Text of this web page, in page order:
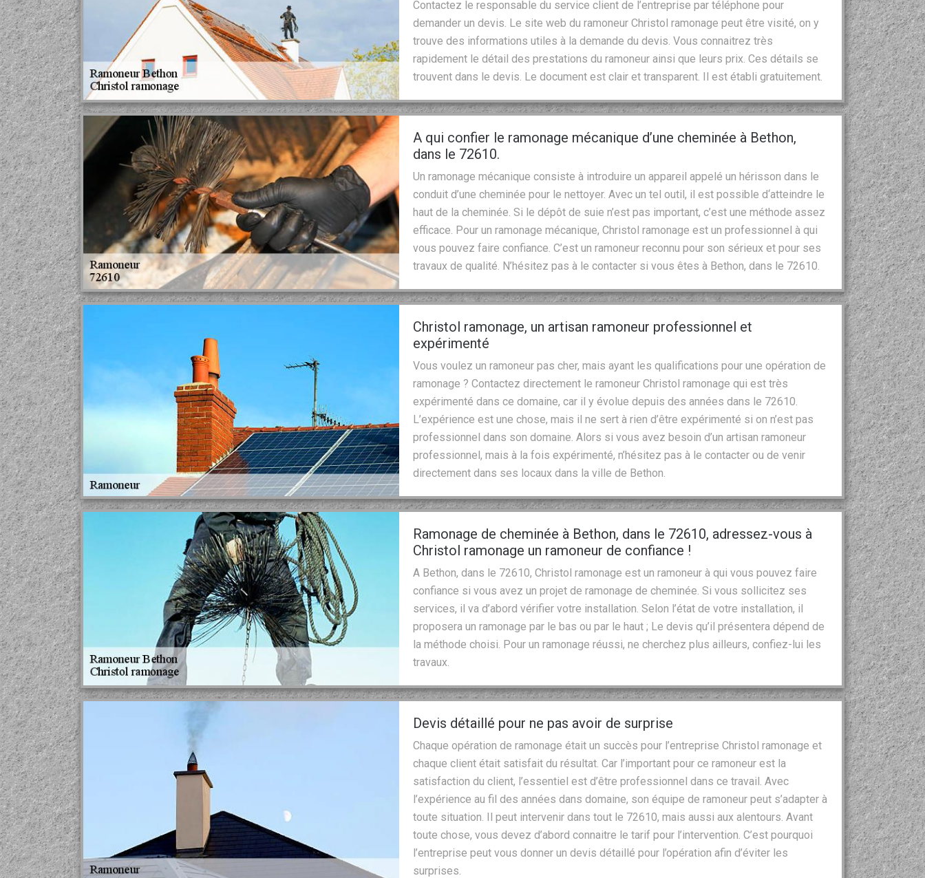
Contactez le responsable du service client de l’entreprise par téléphone pour
demander un devis. Le site web du ramoneur Christol ramonage peut être visité, on y
trouve des informations utiles à la demande du devis. Vous connaitrez très
rapidement le détail des prestations du ramoneur ainsi que leurs prix. Ces détails se
trouvent dans le devis. Le document est clair et transparent. Il est établi gratuitement.
A qui confier le ramonage mécanique d’une cheminée à Bethon,
dans le 72610.
Un ramonage mécanique consiste à introduire un appareil appelé un hérisson dans le
conduit d’une cheminée pour le nettoyer. Avec un tel outil, il est possible d‘atteindre le
haut de la cheminée. Si le dépôt de suie n’est pas important, c’est une méthode assez
efficace. Pour un ramonage mécanique, Christol ramonage est un professionnel à qui
vous pouvez faire confiance. C’est un ramoneur reconnu pour son sérieux et pour ses
travaux de qualité. N’hésitez pas à le contacter si vous êtes à Bethon, dans le 72610.
Christol ramonage, un artisan ramoneur professionnel et
expérimenté
Vous voulez un ramoneur pas cher, mais ayant les qualifications pour une opération de
ramonage ? Contactez directement le ramoneur Christol ramonage qui est très
expérimenté dans ce domaine, car il y évolue depuis des années dans le 72610.
L’expérience est une chose, mais il ne sert à rien d’être expérimenté si on n’est pas
professionnel dans son domaine. Alors si vous avez besoin d’un artisan ramoneur
professionnel, mais à la fois expérimenté, n’hésitez pas à le contacter ou de venir
directement dans ses locaux dans la ville de Bethon.
Ramonage de cheminée à Bethon, dans le 72610, adressez-vous à
Christol ramonage un ramoneur de confiance !
A Bethon, dans le 72610, Christol ramonage est un ramoneur à qui vous pouvez faire
confiance si vous avez un projet de ramonage de cheminée. Si vous sollicitez ses
services, il va d’abord vérifier votre installation. Selon l’état de votre installation, il
proposera un ramonage par le bas ou par le haut ; Le devis qu’il présentera dépend de
la méthode choisi. Pour un ramonage réussi, ne cherchez plus ailleurs, confiez-lui les
travaux.
Devis détaillé pour ne pas avoir de surprise
Chaque opération de ramonage était un succès pour l’entreprise Christol ramonage et
chaque client était satisfait du résultat. Car l’important pour ce ramoneur est la
satisfaction du client, l’essentiel est d’être professionnel dans ce travail. Avec
l’expérience au fil des années dans domaine, son équipe de ramoneur peut s’adapter à
toute situation. Il peut intervenir dans tout le 72610, mais aussi aux alentours. Avant
toute chose, vous devez d’abord connaitre le tarif pour l’intervention. C’est pourquoi
l’entreprise peut vous donner un devis détaillé pour l’opération afin d’éviter les
surprises.